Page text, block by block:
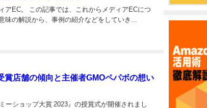
アEC。 この記事では、これからメディアECにつ
の解説から、事例の紹介などをしていき...
賞店舗の傾向と主催者GMOペパボの想い
ーショップ大賞 2023』の授賞式が開催されまし